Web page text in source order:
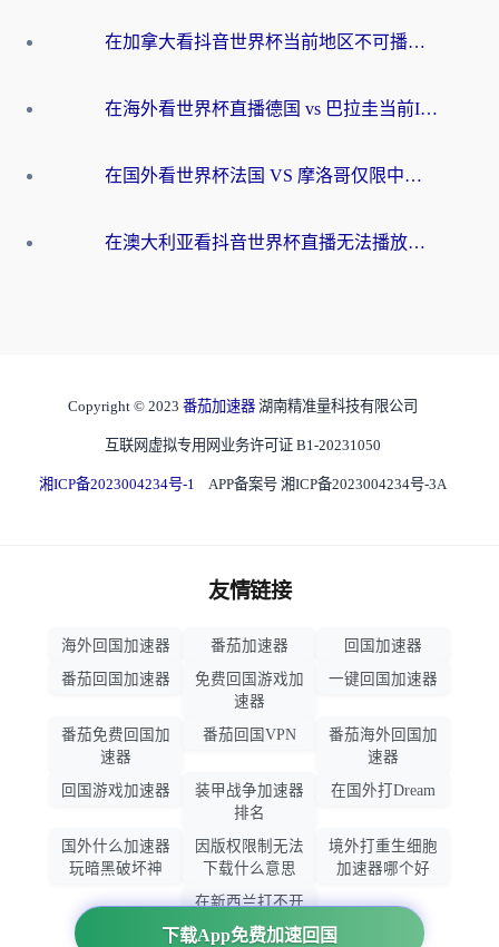
在加拿大看抖音世界杯当前地区不可播放？海外党体育观赛终极指南
在海外看世界杯直播德国 vs 巴拉圭当前IP受限制？这篇指南帮你轻松解决地区限制
在国外看世界杯法国 VS 摩洛哥仅限中国大陆？别让地域限制拦下你的欢呼
在澳大利亚看抖音世界杯直播无法播放？海外党体育观赛终极指南来了！
下载App免费加速回国
Copyright © 2023 番茄加速器 湖南精准量科技有限公司
互联网虚拟专用网业务许可证 B1-20231050
湘ICP备2023004234号-1 APP备案号 湘ICP备2023004234号-3A
友情链接
海外回国加速器 番茄加速器
回国加速器
番茄回国加速器
免费回国游戏加
速器
一键回国加速器
番茄免费回国加
速器
番茄回国VPN
番茄海外回国加
速器
回国游戏加速器
装甲战争加速器
排名
在国外打Dream
国外什么加速器
玩暗黑破坏神
因版权限制无法
下载什么意思
境外打重生细胞
加速器哪个好
在新西兰打不开
大智慧怎么办